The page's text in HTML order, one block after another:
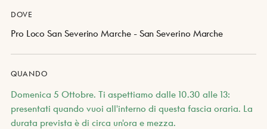
DOVE
Pro Loco San Severino Marche - San Severino Marche
QUANDO
Domenica 5 Ottobre. Ti aspettiamo dalle 10.30 alle 13:
presentati quando vuoi all'interno di questa fascia oraria. La
durata prevista è di circa un'ora e mezza.